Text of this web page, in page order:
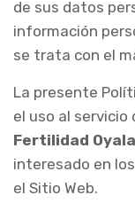
de sus datos
información
se trata con el
La presente
el uso al servicio
Fertilidad Oyala
interesado en
el Sitio Web.